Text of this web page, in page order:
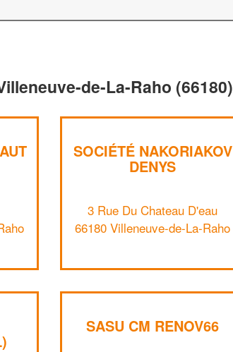
de-La-Raho (66180)
SOCIÉTÉ NAKORIAKOV
DENYS
3 Rue Du Chateau D'eau
66180 Villeneuve-de-La-Raho
SASU CM RENOV66